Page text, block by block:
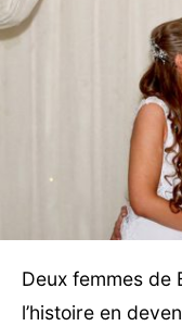
Deux femmes de
l’histoire en